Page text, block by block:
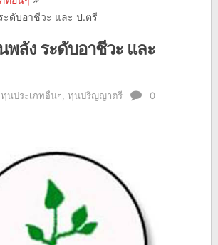
ดับอาชีวะ และ ป.ตรี
ลัง ระดับอาชีวะ และ
ทุนประเภทอื่นๆ ทุนปริญญาตรี
0